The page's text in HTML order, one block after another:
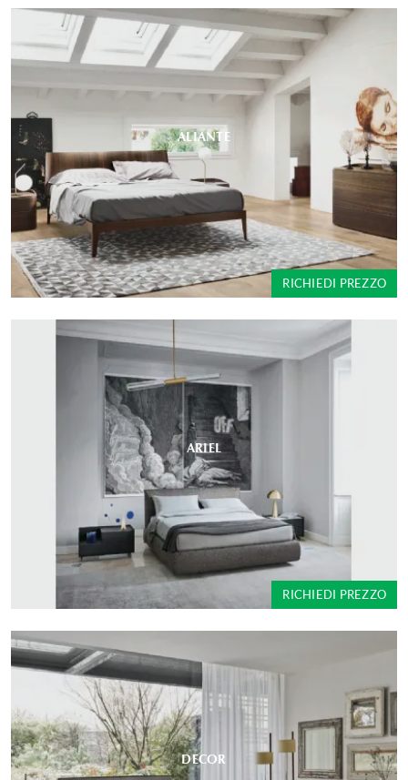
ALIANTE
RICHIEDI PREZZO
ARIEL
RICHIEDI PREZZO
DECOR